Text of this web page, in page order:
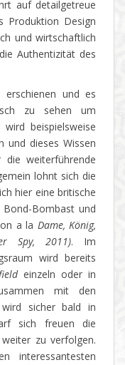
auf detailgetreue
Produktion Design
und wirtschaftlich
Authentizität des
und es
zu sehen um
beispielsweise
und dieses Wissen
weiterführende
lohnt sich die
hier eine britische
Bombast und
a la Dame, König,
Spy, 2011). Im
wird bereits
einzeln oder in
mit den
sicher bald in
sich freuen die
zu verfolgen.
interessantesten